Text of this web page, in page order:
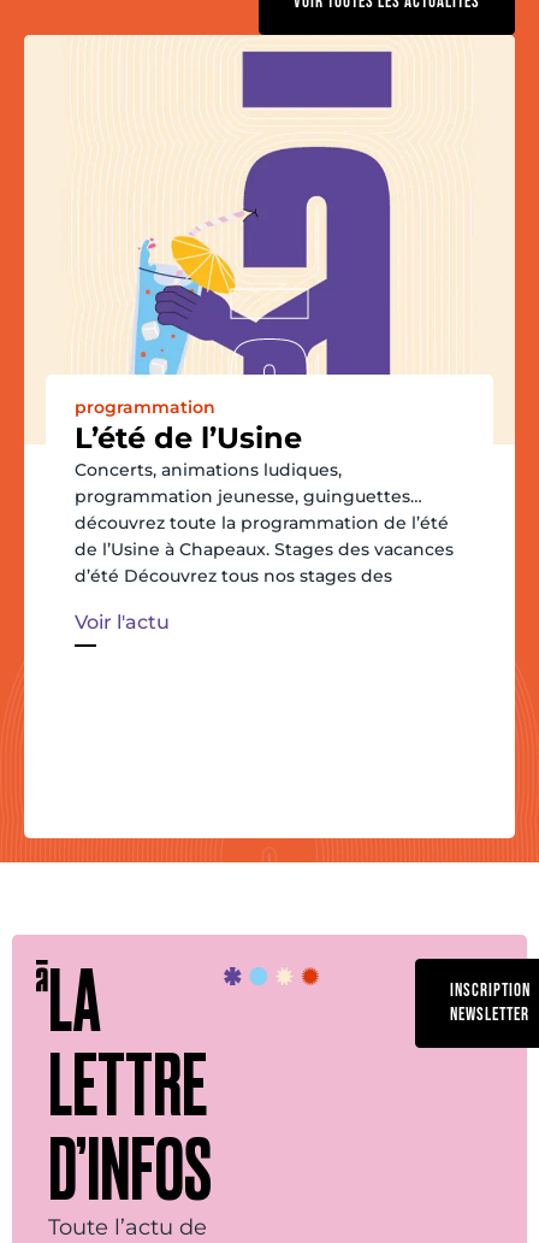
programmation
L’été de l’Usine
Concerts, animations ludiques,
programmation jeunesse, guinguettes…
découvrez toute la programmation de l’été
de l’Usine à Chapeaux. Stages des vacances
d’été Découvrez tous nos stages des
Voir l'actu
LA
LETTRE
D’INFOS
Toute l’actu de
INSCRIPTION
NEWSLETTER